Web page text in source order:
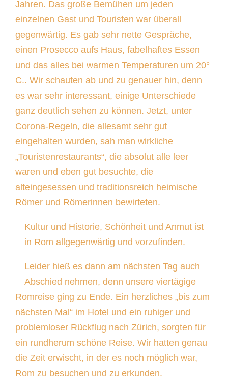
Jahren. Das große Bemühen um jeden
einzelnen Gast und Touristen war überall
gegenwärtig. Es gab sehr nette Gespräche,
einen Prosecco aufs Haus, fabelhaftes Essen
und das alles bei warmen Temperaturen um 20°
C.. Wir schauten ab und zu genauer hin, denn
es war sehr interessant, einige Unterschiede
ganz deutlich sehen zu können. Jetzt, unter
Corona-Regeln, die allesamt sehr gut
eingehalten wurden, sah man wirkliche
„Touristenrestaurants“, die absolut alle leer
waren und eben gut besuchte, die
alteingesessen und traditionsreich heimische
Römer und Römerinnen bewirteten.
Kultur und Historie, Schönheit und Anmut ist
in Rom allgegenwärtig und vorzufinden.
Leider hieß es dann am nächsten Tag auch
Abschied nehmen, denn unsere viertägige
Romreise ging zu Ende. Ein herzliches „bis zum
nächsten Mal“ im Hotel und ein ruhiger und
problemloser Rückflug nach Zürich, sorgten für
ein rundherum schöne Reise. Wir hatten genau
die Zeit erwischt, in der es noch möglich war,
Rom zu besuchen und zu erkunden.